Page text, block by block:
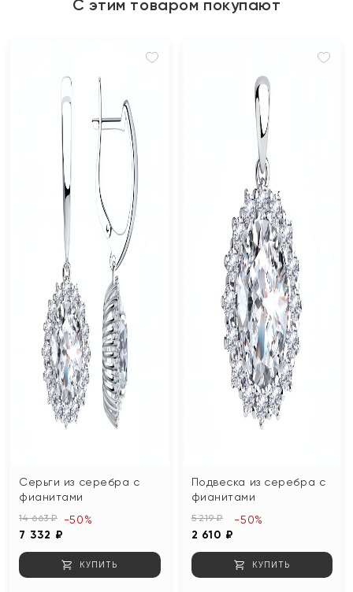
С этим товаром покупают
Серьги из серебра с
фианитами
14 663 ₽
7 332 ₽
-50%
КУПИТЬ
Подвеска из серебра с
фианитами
5 219 ₽
2 610 ₽
-50%
КУПИТЬ